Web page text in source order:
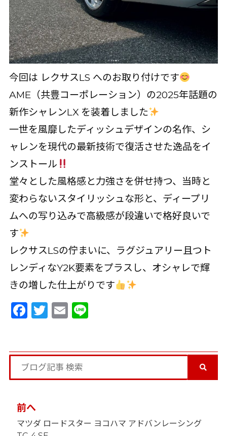
今回は レクサスLS へのお取り付けです
AME（共豊コーポレーション）の2025年話題の
新作シャレンLX を装着しました
一世を風靡したディッシュデザインの名作、シ
ャレンを現代の最新技術で復活させた逸品をイ
ンストール
堂々とした風格感と力強さを併せ持つ、当時と
変わらないスタイリッシュな形と、ディープリ
ムへの写り込みで高級感が段違いで格好良いで
す
レクサスLSの佇まいに、ラグジュアリー且つト
レンディなY2K要素をプラスし、オシャレで輝
きの増した仕上がりです
Facebook
Twitter
Email
Line
投
稿
ナ
前へ
マツダ ロードスター ヨコハマ アドバンレーシング